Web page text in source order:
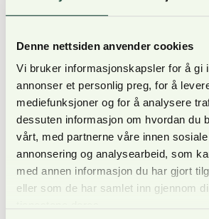
Denne nettsiden anvender cookies
Vi bruker informasjonskapsler for å gi
annonser et personlig preg, for å
mediefunksjoner og for å analysere
dessuten informasjon om hvordan du
vårt, med partnerne våre innen
annonsering og analysearbeid, som
med annen informasjon du har gjort
eller som de har samlet inn gjennom
hogstformene passer.
utført lukket hogst i
og planleggingsøvelser i
om lukket hogst kan brukes og
Bjørn Toverud startet med
smågruppehogst på sin eiendom i
for ca. 30 år siden, og vil ha et
første kursdagene (skjermstilling-